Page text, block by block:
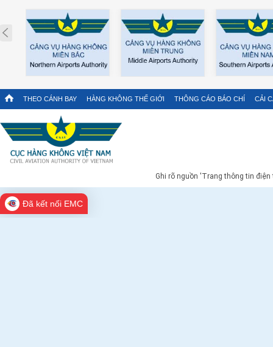
Prev
THEO CÁNH BAY HÀNG KHÔNG THẾ GIỚI THÔNG CÁO BÁO CHÍ CẢI
Ghi rõ nguồn 'Trang thông tin
Đã kết nối EMC